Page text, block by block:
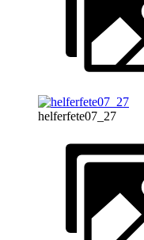
helferfete07_27